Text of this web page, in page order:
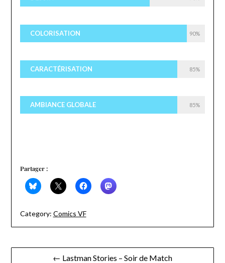
COLORISATION 90%
CARACTÉRISATION 85%
AMBIANCE GLOBALE 85%
Partager :
Category: Comics VF
Navigation← Lastman Stories – Soir de Match